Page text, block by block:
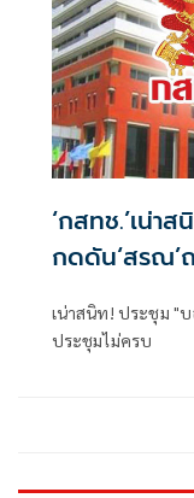
‘กสทช.’เน่าสนิท ประชุมล่ม
กดดัน‘สรณ’
เน่าสนิท! ประชุม "
ประชุมไม่ครบ